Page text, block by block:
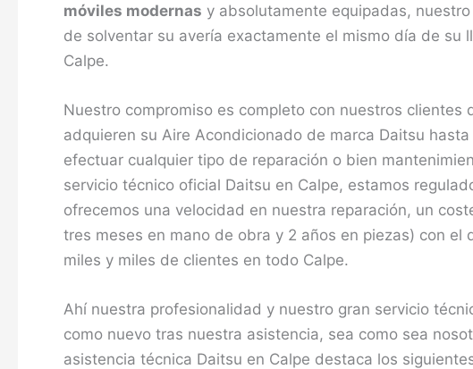
móviles modernas y absolutamente equipadas,
de solventar su avería exactamente el mismo día de su
Calpe.
Nuestro compromiso es completo con nuestros clientes
adquieren su Aire Acondicionado de marca Daitsu
efectuar cualquier tipo de reparación o bien
servicio técnico oficial Daitsu en Calpe, estamos
ofrecemos una velocidad en nuestra reparación, un
tres meses en mano de obra y 2 años en piezas) con
miles y miles de clientes en todo Calpe.
Ahí nuestra profesionalidad y nuestro gran servicio
como nuevo tras nuestra asistencia, sea como sea
asistencia técnica Daitsu en Calpe destaca los